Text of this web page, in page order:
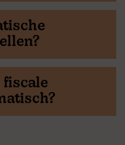
fiscale